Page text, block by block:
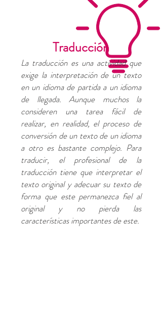
Traducción
La traducción es una actividad que
exige la interpretación de un texto
en un idioma de partida a un idioma
de llegada. Aunque muchos la
consideren una tarea fácil de
realizar, en realidad, el proceso de
conversión de un texto de un idioma
a otro es bastante complejo. Para
traducir, el profesional de la
traducción tiene que interpretar el
texto original y adecuar su texto de
forma que este permanezca fiel al
original y no pierda las
características importantes de este.